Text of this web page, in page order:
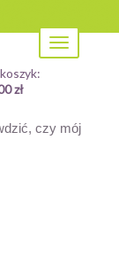
Toggle
navigation
zł
czy mój